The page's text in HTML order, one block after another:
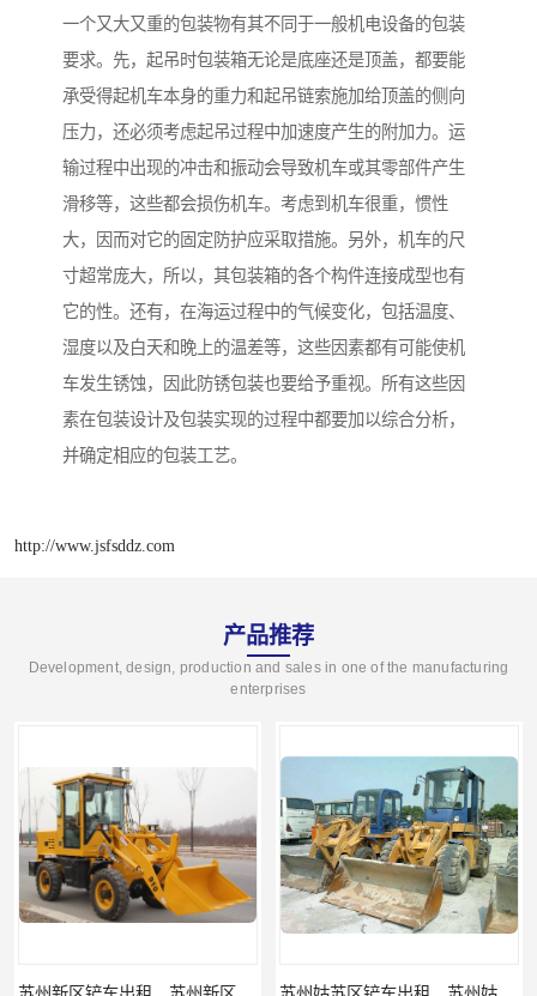
一个又大又重的包装物有其不同于一般机电设备的包装
要求。先，起吊时包装箱无论是底座还是顶盖，都要能
承受得起机车本身的重力和起吊链索施加给顶盖的侧向
压力，还必须考虑起吊过程中加速度产生的附加力。运
输过程中出现的冲击和振动会导致机车或其零部件产生
滑移等，这些都会损伤机车。考虑到机车很重，惯性
大，因而对它的固定防护应采取措施。另外，机车的尺
寸超常庞大，所以，其包装箱的各个构件连接成型也有
它的性。还有，在海运过程中的气候变化，包括温度、
湿度以及白天和晚上的温差等，这些因素都有可能使机
车发生锈蚀，因此防锈包装也要给予重视。所有这些因
素在包装设计及包装实现的过程中都要加以综合分析，
并确定相应的包装工艺。
http://www.jsfsddz.com
产品推荐
Development, design, production and sales in one of the manufacturing
enterprises